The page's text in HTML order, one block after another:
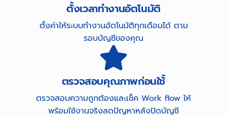
ตั้งเวลาทำงานอัตโนมัติ
ตั้งค่าให้ระบบทำงานอัตโนมัติทุกเดือนได้ ตาม
รอบบัญชีของคุณ
ตรวจสอบคุณภาพก่อนใช้้
ตรวจสอบความถูกต้องและเช็ค Work flow ให้
พร้อมใช้งานจริงลดปัญหาหลังปิดบัญชี